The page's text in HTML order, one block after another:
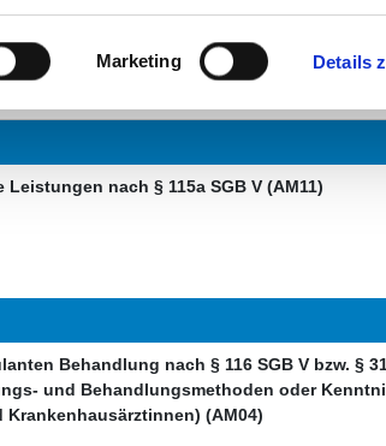
Marketing Details
STROKE UNIT
nach § 115a SGB V (AM11)
Behandlung nach § 116 SGB V bzw. §
und Behandlungsmethoden oder
(AM04)